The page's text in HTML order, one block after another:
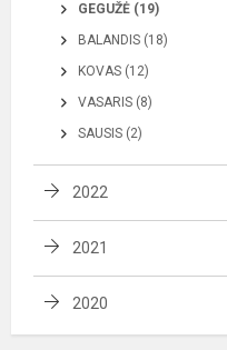
GEGUŽĖ (19)
BALANDIS (18)
KOVAS (12)
VASARIS (8)
SAUSIS (2)
2022
2021
2020